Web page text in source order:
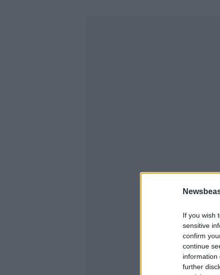
If you wish
sensitive
confirm
continue
information
further